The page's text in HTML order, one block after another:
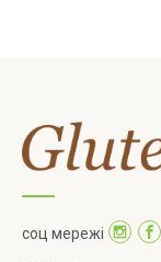
соц мережі